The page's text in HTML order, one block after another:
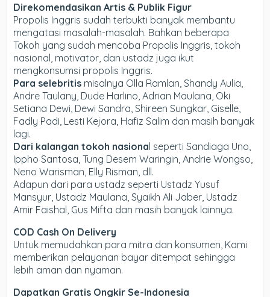
Direkomendasikan Artis & Publik Figur
Propolis Inggris sudah terbukti banyak membantu
mengatasi masalah-masalah. Bahkan beberapa
Tokoh yang sudah mencoba Propolis Inggris, tokoh
nasional, motivator, dan ustadz juga ikut
mengkonsumsi propolis Inggris.
Para selebritis misalnya Olla Ramlan, Shandy Aulia,
Andre Taulany, Dude Harlino, Adrian Maulana, Oki
Setiana Dewi, Dewi Sandra, Shireen Sungkar, Giselle,
Fadly Padi, Lesti Kejora, Hafiz Salim dan masih banyak
lagi.
Dari kalangan tokoh nasional seperti Sandiaga Uno,
Ippho Santosa, Tung Desem Waringin, Andrie Wongso,
Neno Warisman, Elly Risman, dll.
Adapun dari para ustadz seperti Ustadz Yusuf
Mansyur, Ustadz Maulana, Syaikh Ali Jaber, Ustadz
Amir Faishal, Gus Mifta dan masih banyak lainnya.
COD Cash On Delivery
Untuk memudahkan para mitra dan konsumen, Kami
memberikan pelayanan bayar ditempat sehingga
lebih aman dan nyaman.
Dapatkan Gratis Ongkir Se-Indonesia